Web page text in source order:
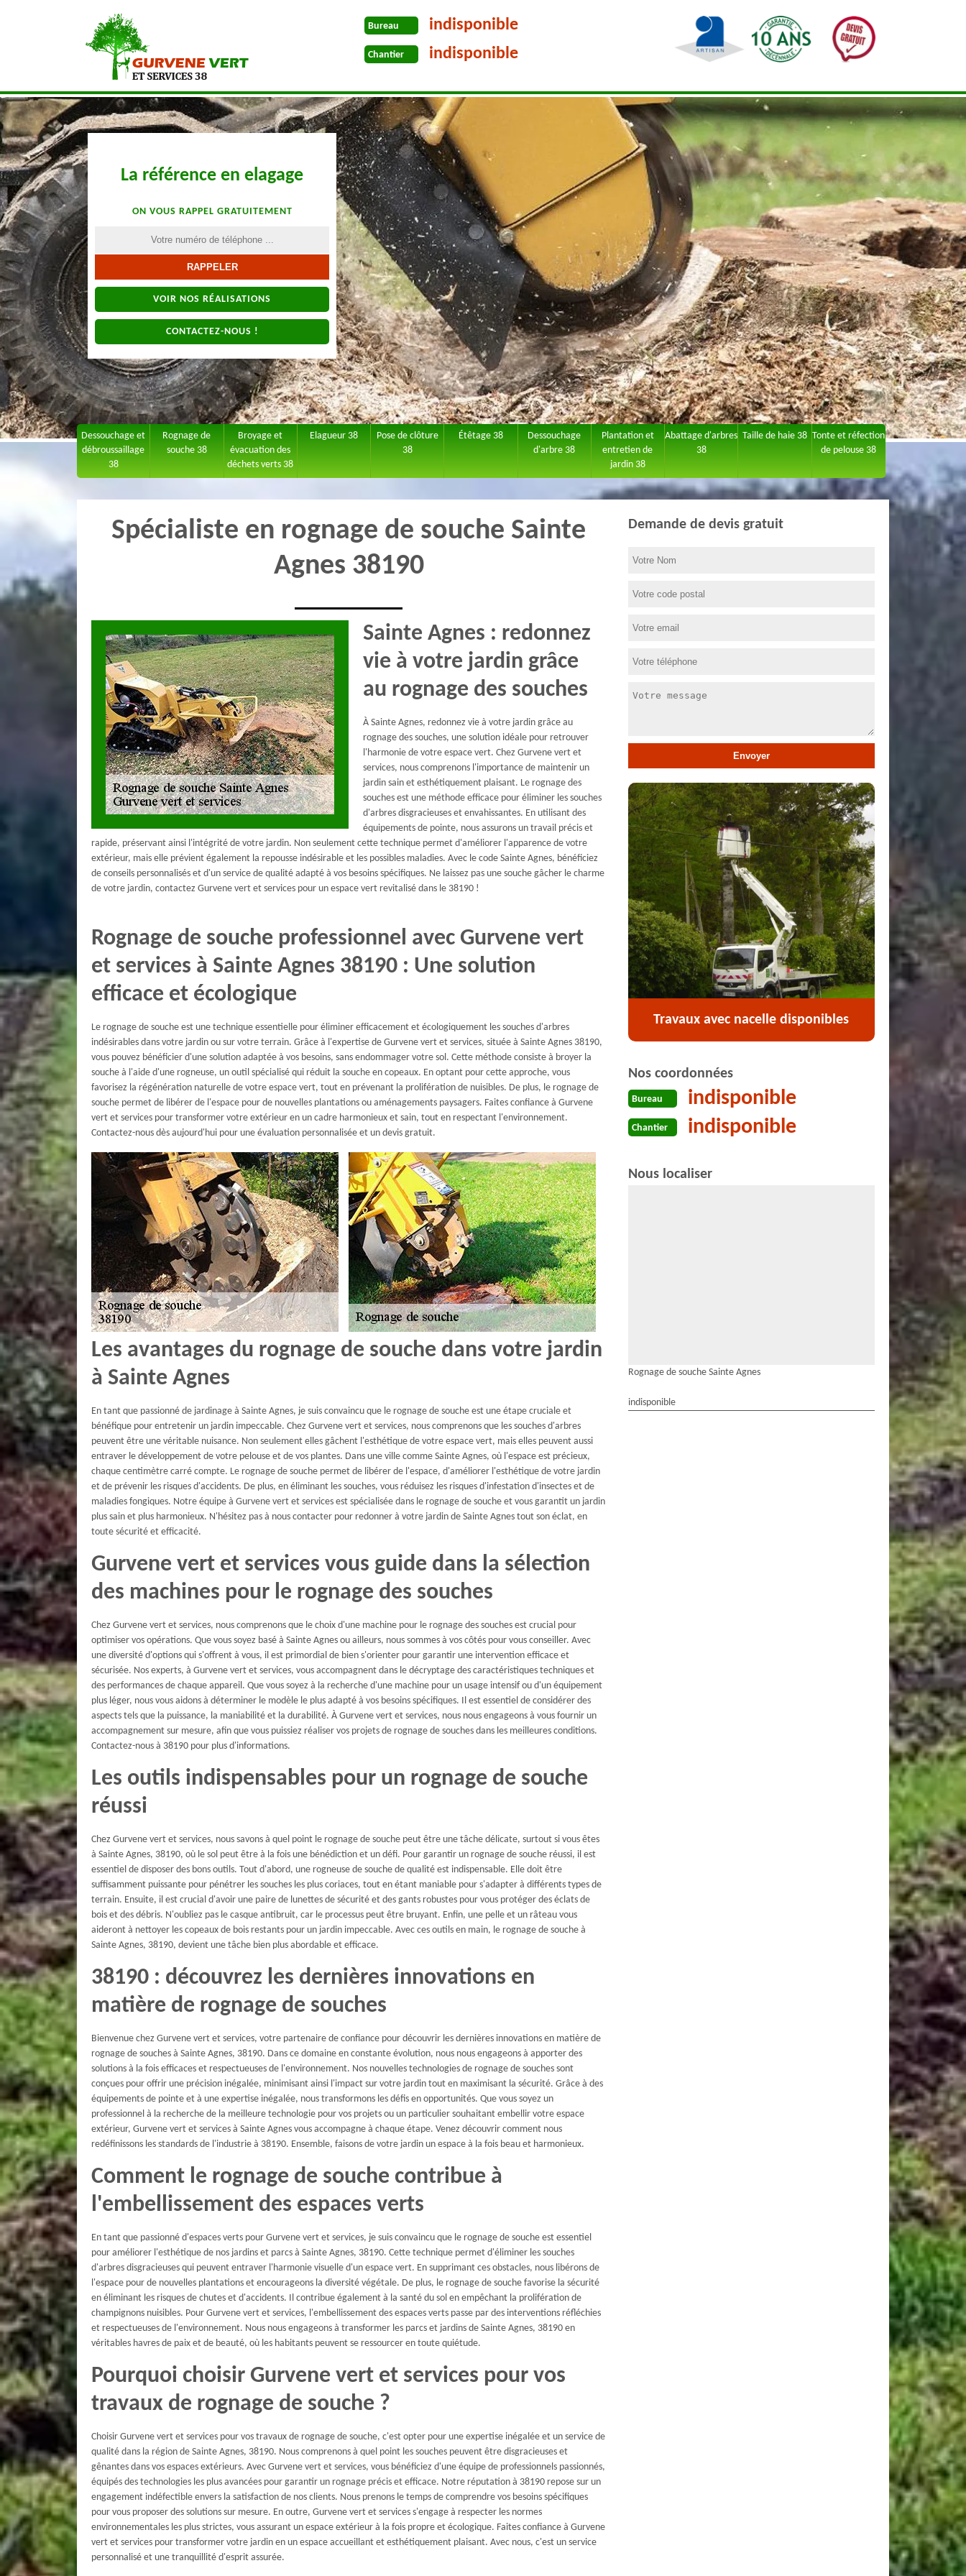
Bureau indisponible
Chantier indisponible
La référence en elagage
ON VOUS RAPPEL GRATUITEMENT
VOIR NOS RÉALISATIONS
CONTACTEZ-NOUS !
Dessouchage et
débroussaillage
38
Rognage de
souche 38
Broyage et
évacuation des
déchets verts 38
Elagueur 38
Pose de clôture
38
Étêtage 38
Dessouchage
d'arbre 38
Plantation et
entretien de
jardin 38
Abattage d'arbres
38
Taille de haie 38 Tonte et réfection
de pelouse 38
Spécialiste en rognage de souche Sainte
Agnes 38190
Sainte Agnes : redonnez
vie à votre jardin grâce
au rognage des souches
À Sainte Agnes, redonnez vie à votre jardin grâce au
rognage des souches, une solution idéale pour retrouver
l'harmonie de votre espace vert. Chez Gurvene vert et
services, nous comprenons l'importance de maintenir un
jardin sain et esthétiquement plaisant. Le rognage des
souches est une méthode efficace pour éliminer les souches
d'arbres disgracieuses et envahissantes. En utilisant des
équipements de pointe, nous assurons un travail précis et
rapide, préservant ainsi l'intégrité de votre jardin. Non seulement cette technique permet d'améliorer l'apparence de votre
extérieur, mais elle prévient également la repousse indésirable et les possibles maladies. Avec le code Sainte Agnes, bénéficiez
de conseils personnalisés et d'un service de qualité adapté à vos besoins spécifiques. Ne laissez pas une souche gâcher le charme
de votre jardin, contactez Gurvene vert et services pour un espace vert revitalisé dans le 38190 !
Rognage de souche professionnel avec Gurvene vert
et services à Sainte Agnes 38190 : Une solution
efficace et écologique
Le rognage de souche est une technique essentielle pour éliminer efficacement et écologiquement les souches d'arbres
indésirables dans votre jardin ou sur votre terrain. Grâce à l'expertise de Gurvene vert et services, située à Sainte Agnes 38190,
vous pouvez bénéficier d'une solution adaptée à vos besoins, sans endommager votre sol. Cette méthode consiste à broyer la
souche à l'aide d'une rogneuse, un outil spécialisé qui réduit la souche en copeaux. En optant pour cette approche, vous
favorisez la régénération naturelle de votre espace vert, tout en prévenant la prolifération de nuisibles. De plus, le rognage de
souche permet de libérer de l'espace pour de nouvelles plantations ou aménagements paysagers. Faites confiance à Gurvene
vert et services pour transformer votre extérieur en un cadre harmonieux et sain, tout en respectant l'environnement.
Contactez-nous dès aujourd'hui pour une évaluation personnalisée et un devis gratuit.
Les avantages du rognage de souche dans votre jardin
à Sainte Agnes
En tant que passionné de jardinage à Sainte Agnes, je suis convaincu que le rognage de souche est une étape cruciale et
bénéfique pour entretenir un jardin impeccable. Chez Gurvene vert et services, nous comprenons que les souches d'arbres
peuvent être une véritable nuisance. Non seulement elles gâchent l'esthétique de votre espace vert, mais elles peuvent aussi
entraver le développement de votre pelouse et de vos plantes. Dans une ville comme Sainte Agnes, où l'espace est précieux,
chaque centimètre carré compte. Le rognage de souche permet de libérer de l'espace, d'améliorer l'esthétique de votre jardin
et de prévenir les risques d'accidents. De plus, en éliminant les souches, vous réduisez les risques d'infestation d'insectes et de
maladies fongiques. Notre équipe à Gurvene vert et services est spécialisée dans le rognage de souche et vous garantit un jardin
plus sain et plus harmonieux. N'hésitez pas à nous contacter pour redonner à votre jardin de Sainte Agnes tout son éclat, en
toute sécurité et efficacité.
Gurvene vert et services vous guide dans la sélection
des machines pour le rognage des souches
Chez Gurvene vert et services, nous comprenons que le choix d'une machine pour le rognage des souches est crucial pour
optimiser vos opérations. Que vous soyez basé à Sainte Agnes ou ailleurs, nous sommes à vos côtés pour vous conseiller. Avec
une diversité d'options qui s'offrent à vous, il est primordial de bien s'orienter pour garantir une intervention efficace et
sécurisée. Nos experts, à Gurvene vert et services, vous accompagnent dans le décryptage des caractéristiques techniques et
des performances de chaque appareil. Que vous soyez à la recherche d'une machine pour un usage intensif ou d'un équipement
plus léger, nous vous aidons à déterminer le modèle le plus adapté à vos besoins spécifiques. Il est essentiel de considérer des
aspects tels que la puissance, la maniabilité et la durabilité. À Gurvene vert et services, nous nous engageons à vous fournir un
accompagnement sur mesure, afin que vous puissiez réaliser vos projets de rognage de souches dans les meilleures conditions.
Contactez-nous à 38190 pour plus d'informations.
Les outils indispensables pour un rognage de souche
réussi
Chez Gurvene vert et services, nous savons à quel point le rognage de souche peut être une tâche délicate, surtout si vous êtes
à Sainte Agnes, 38190, où le sol peut être à la fois une bénédiction et un défi. Pour garantir un rognage de souche réussi, il est
essentiel de disposer des bons outils. Tout d'abord, une rogneuse de souche de qualité est indispensable. Elle doit être
suffisamment puissante pour pénétrer les souches les plus coriaces, tout en étant maniable pour s'adapter à différents types de
terrain. Ensuite, il est crucial d'avoir une paire de lunettes de sécurité et des gants robustes pour vous protéger des éclats de
bois et des débris. N'oubliez pas le casque antibruit, car le processus peut être bruyant. Enfin, une pelle et un râteau vous
aideront à nettoyer les copeaux de bois restants pour un jardin impeccable. Avec ces outils en main, le rognage de souche à
Sainte Agnes, 38190, devient une tâche bien plus abordable et efficace.
38190 : découvrez les dernières innovations en
matière de rognage de souches
Bienvenue chez Gurvene vert et services, votre partenaire de confiance pour découvrir les dernières innovations en matière de
rognage de souches à Sainte Agnes, 38190. Dans ce domaine en constante évolution, nous nous engageons à apporter des
solutions à la fois efficaces et respectueuses de l'environnement. Nos nouvelles technologies de rognage de souches sont
conçues pour offrir une précision inégalée, minimisant ainsi l'impact sur votre jardin tout en maximisant la sécurité. Grâce à des
équipements de pointe et à une expertise inégalée, nous transformons les défis en opportunités. Que vous soyez un
professionnel à la recherche de la meilleure technologie pour vos projets ou un particulier souhaitant embellir votre espace
extérieur, Gurvene vert et services à Sainte Agnes vous accompagne à chaque étape. Venez découvrir comment nous
redéfinissons les standards de l'industrie à 38190. Ensemble, faisons de votre jardin un espace à la fois beau et harmonieux.
Comment le rognage de souche contribue à
l'embellissement des espaces verts
En tant que passionné d'espaces verts pour Gurvene vert et services, je suis convaincu que le rognage de souche est essentiel
pour améliorer l'esthétique de nos jardins et parcs à Sainte Agnes, 38190. Cette technique permet d'éliminer les souches
d'arbres disgracieuses qui peuvent entraver l'harmonie visuelle d'un espace vert. En supprimant ces obstacles, nous libérons de
l'espace pour de nouvelles plantations et encourageons la diversité végétale. De plus, le rognage de souche favorise la sécurité
en éliminant les risques de chutes et d'accidents. Il contribue également à la santé du sol en empêchant la prolifération de
champignons nuisibles. Pour Gurvene vert et services, l'embellissement des espaces verts passe par des interventions réfléchies
et respectueuses de l'environnement. Nous nous engageons à transformer les parcs et jardins de Sainte Agnes, 38190 en
véritables havres de paix et de beauté, où les habitants peuvent se ressourcer en toute quiétude.
Pourquoi choisir Gurvene vert et services pour vos
travaux de rognage de souche ?
Choisir Gurvene vert et services pour vos travaux de rognage de souche, c'est opter pour une expertise inégalée et un service de
qualité dans la région de Sainte Agnes, 38190. Nous comprenons à quel point les souches peuvent être disgracieuses et
gênantes dans vos espaces extérieurs. Avec Gurvene vert et services, vous bénéficiez d'une équipe de professionnels passionnés,
équipés des technologies les plus avancées pour garantir un rognage précis et efficace. Notre réputation à 38190 repose sur un
engagement indéfectible envers la satisfaction de nos clients. Nous prenons le temps de comprendre vos besoins spécifiques
pour vous proposer des solutions sur mesure. En outre, Gurvene vert et services s'engage à respecter les normes
environnementales les plus strictes, vous assurant un espace extérieur à la fois propre et écologique. Faites confiance à Gurvene
vert et services pour transformer votre jardin en un espace accueillant et esthétiquement plaisant. Avec nous, c'est un service
personnalisé et une tranquillité d'esprit assurée.
Demande de devis gratuit
Travaux avec nacelle disponibles
Nos coordonnées
Bureau indisponible
Chantier indisponible
Nous localiser
Rognage de souche Sainte Agnes
indisponible